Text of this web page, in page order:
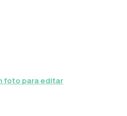
foto para editar